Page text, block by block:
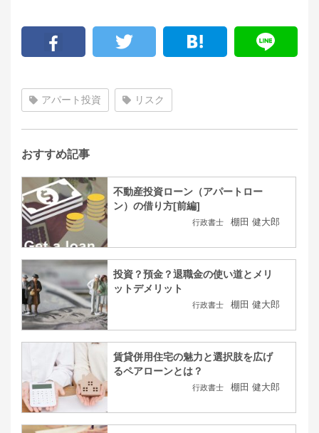
アパート投資 リスク
おすすめ記事
不動産投資ローン（アパートロー
ン）の借り方[前編]
行政書士 棚田 健大郎
投資？預金？退職金の使い道とメリ
ットデメリット
行政書士 棚田 健大郎
賃貸併用住宅の魅力と選択肢を広げ
るペアローンとは？
行政書士 棚田 健大郎